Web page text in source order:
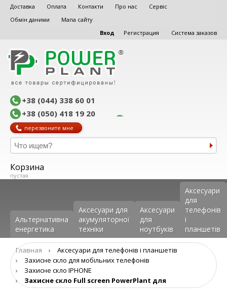
Доставка Оплата Контакти Про нас
Сервіс
Обмін даними
Мапа сайту
Вход
Регистрация Система заказов
+38 (044) 338 60 01
+38 (050) 418 19 20
перезвоните мне
Корзина
пустая
Альтернативна
енергетика
Аксесуари для
акумуляторної
техніки
Аксесуари
для
ноутбуків
Аксеcуари
для
телефонів
і
планшетів
Главная ›
Аксеcуари для телефонів і планшетів
›
Захисне скло для мобільних телефонів
›
Захисне скло IPHONE
›
Захисне скло Full screen PowerPlant для